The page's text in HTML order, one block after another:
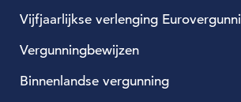
Vijfjaarlijkse verlenging
Vergunningbewijzen
Binnenlandse vergunning